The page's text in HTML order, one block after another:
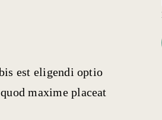
est eligendi optio
maxime placeat